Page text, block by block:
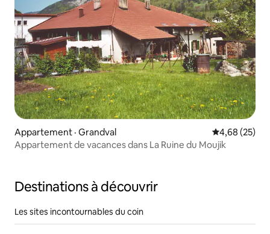
Appartement · Grandval Note
4,68 (25)
Appartement de vacances dans La Ruine du Moujik
Destinations à découvrir
Les sites incontournables du coin